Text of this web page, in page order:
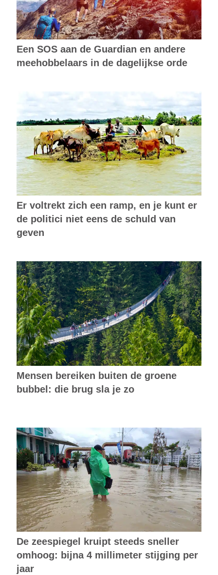
Een SOS aan de Guardian en andere
meehobbelaars in de dagelijkse orde
Er voltrekt zich een ramp, en je kunt er
de politici niet eens de schuld van
geven
Mensen bereiken buiten de groene
bubbel: die brug sla je zo
De zeespiegel kruipt steeds sneller
omhoog: bijna 4 millimeter stijging per
jaar